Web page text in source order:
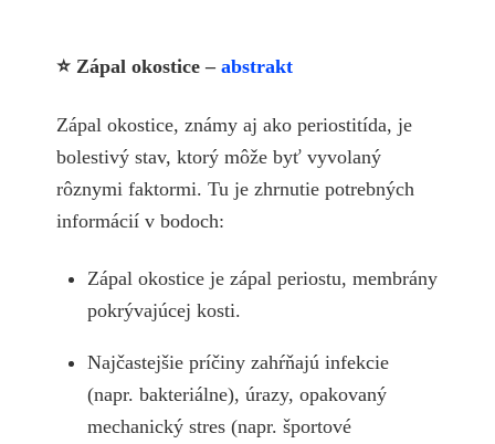
⭐ Zápal okostice – abstrakt
Zápal okostice, známy aj ako periostitída, je
bolestivý stav, ktorý môže byť vyvolaný
rôznymi faktormi. Tu je zhrnutie potrebných
informácií v bodoch:
Zápal okostice je zápal periostu, membrány
pokrývajúcej kosti.
Najčastejšie príčiny zahŕňajú infekcie
(napr. bakteriálne), úrazy, opakovaný
mechanický stres (napr. športové